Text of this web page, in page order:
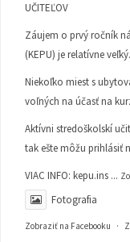
UČITEĽOV
Záujem o prvý ročník
(KEPU) je relatívne veľký.
Niekoľko miest s
voľných na účasť na
Aktívni stredoškolskí
tak ešte môžu prihlásiť
VIAC INFO: kepu.ins ...
Fotografia
Zobraziť na Facebooku ·